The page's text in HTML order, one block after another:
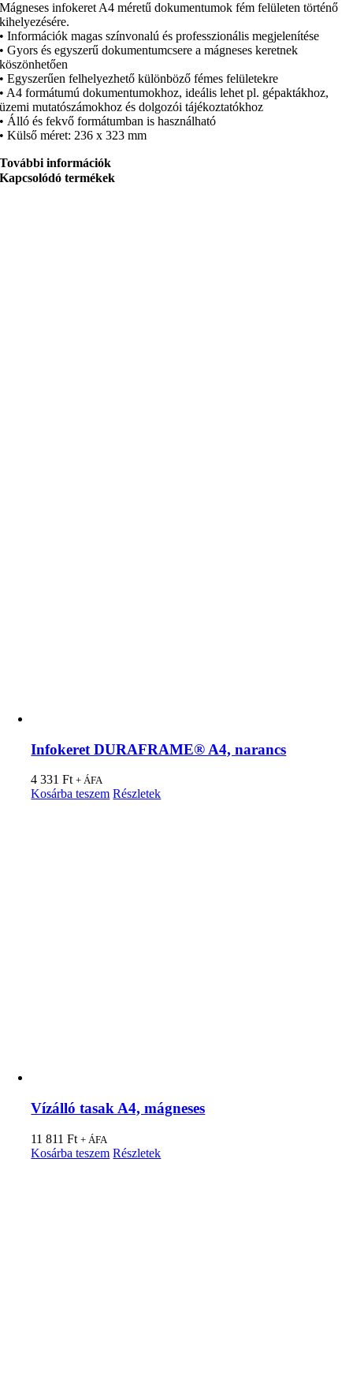
Mágneses infokeret A4 méretű dokumentumok fém felületen történő
kihelyezésére.
• Információk magas színvonalú és professzionális megjelenítése
• Gyors és egyszerű dokumentumcsere a mágneses keretnek
köszönhetően
• Egyszerűen felhelyezhető különböző fémes felületekre
• A4 formátumú dokumentumokhoz, ideális lehet pl. gépaktákhoz,
üzemi mutatószámokhoz és dolgozói tájékoztatókhoz
• Álló és fekvő formátumban is használható
• Külső méret: 236 x 323 mm
További információk
Kapcsolódó termékek
Infokeret DURAFRAME® A4, narancs
4 331Ft + ÁFA
Kosárba teszem Részletek
Vízálló tasak A4, mágneses
11 811Ft + ÁFA
Kosárba teszem Részletek